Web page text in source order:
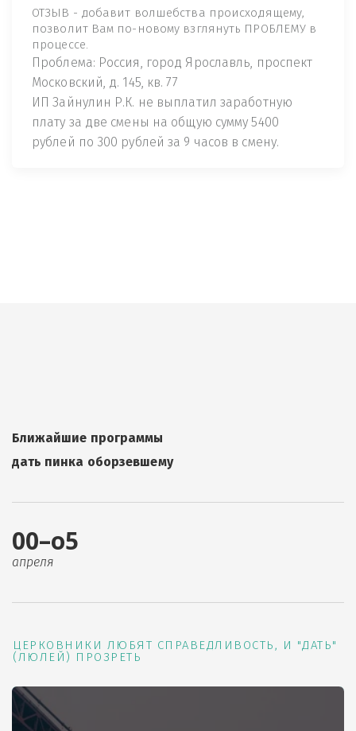
ОТЗЫВ - добавит волшебства происходящему,
позволит Вам по-новому взглянуть ПРОБЛЕМУ в
процессе.
Проблема: Россия, город Ярославль, проспект
Московский, д. 145, кв. 77
ИП Зайнулин Р.К. не выплатил заработную
плату за две смены на общую сумму 5400
рублей по 300 рублей за 9 часов в смену.
Ближайшие программы
дать пинка оборзевшему
00–о5
апреля
ЦЕРКОВНИКИ ЛЮБЯТ СПРАВЕДЛИВОСТЬ, И "ДАТЬ"
(ЛЮЛЕЙ) ПРОЗРЕТЬ